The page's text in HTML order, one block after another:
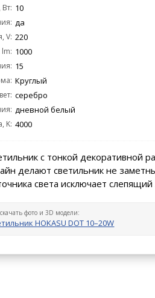
10
да
V: 220
lm: 1000
15
Круглый
серебро
дневной белый
K: 4000
с тонкой декоративной
делают светильник не
света исключает
фото и 3D модели:
HOKASU DOT 10–20W